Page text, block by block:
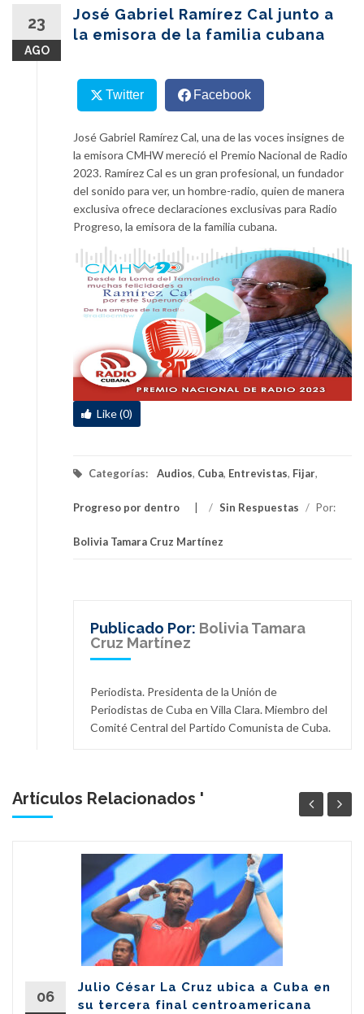
23
AGO
José Gabriel Ramírez Cal junto a
la emisora de la familia cubana
Twitter Facebook
José Gabriel Ramírez Cal, una de las voces insignes de
la emisora CMHW mereció el Premio Nacional de Radio
2023. Ramírez Cal es un gran profesional, un fundador
del sonido para ver, un hombre-radio, quien de manera
exclusiva ofrece declaraciones exclusivas para Radio
Progreso, la emisora de la familia cubana.
Like (0)
Categorías: Audios, Cuba, Entrevistas, Fijar,
Progreso por dentro / Sin Respuestas / Por:
Bolivia Tamara Cruz Martínez
Publicado Por: Bolivia Tamara
Cruz Martínez
Periodista. Presidenta de la Unión de
Periodistas de Cuba en Villa Clara. Miembro del
Comité Central del Partido Comunista de Cuba.
Artículos Relacionados '
06
Julio César La Cruz ubica a Cuba en
su tercera final centroamericana